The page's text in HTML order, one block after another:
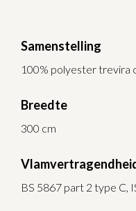
Samenstelling
100% polyester trevira
Breedte
300 cm
BS 5867 part 2 type C,